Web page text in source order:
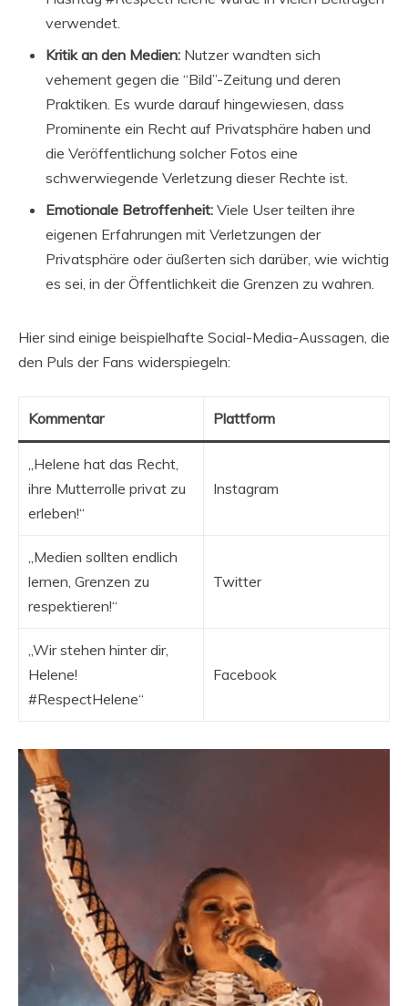
verwendet.
Kritik an den Medien: Nutzer wandten sich
vehement gegen die “Bild”-Zeitung und deren
Praktiken. Es wurde darauf hingewiesen, dass
Prominente ein Recht auf Privatsphäre haben und
die Veröffentlichung solcher Fotos eine
schwerwiegende Verletzung dieser Rechte ist.
Emotionale Betroffenheit: Viele User teilten ihre
eigenen Erfahrungen mit Verletzungen der
Privatsphäre oder äußerten sich darüber, wie wichtig
es sei, in der Öffentlichkeit die Grenzen zu wahren.
Hier sind einige beispielhafte Social-Media-Aussagen, die
den Puls der Fans widerspiegeln:
Kommentar Plattform
„Helene hat das Recht,
ihre Mutterrolle privat zu
erleben!“
Instagram
„Medien sollten endlich
lernen, Grenzen zu
respektieren!“
Twitter
„Wir stehen hinter dir,
Helene!
#RespectHelene“
Facebook